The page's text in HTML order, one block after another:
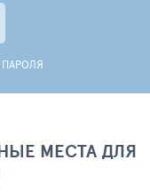
МЕСТА ДЛЯ